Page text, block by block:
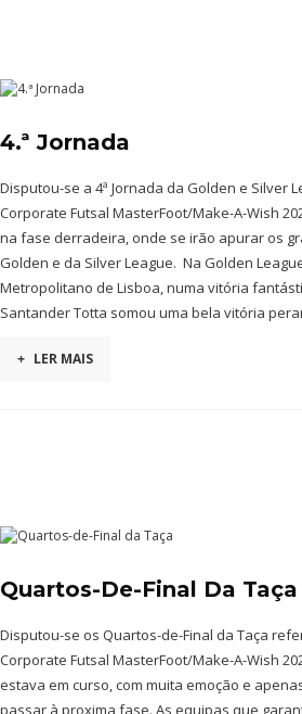
4.ª Jornada
Disputou-se a 4ª Jornada da Golden e Silver
Corporate Futsal MasterFoot/Make-A-Wish
na fase derradeira, onde se irão apurar os
Golden e da Silver League. Na Golden
Metropolitano de Lisboa, numa vitória
Santander Totta somou uma bela vitória
+ LER MAIS
Quartos-De-Final Da Taça
Disputou-se os Quartos-de-Final da Taça
Corporate Futsal MasterFoot/Make-A-Wish
estava em curso, com muita emoção e
passar à proxima fase. As equipas que